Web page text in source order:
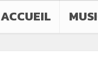
ACCUEIL